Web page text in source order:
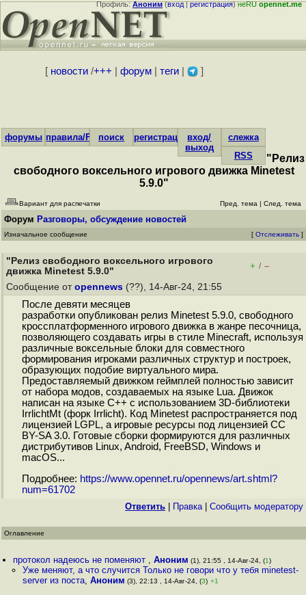
Профиль:Аноним(вход|регистрация)неRUopennet.me
[ новости/+++ форум| теги| ]
форумы правила/FAQпоиск регистрациявход/
выход
слежка
RSS
"Релиз
свободного воксельного игрового движка Minetest
5.9.0"
Вариант для распечатки Пред. тема | След. тема
Форум Разговоры, обсуждение новостей
Изначальное сообщение [ Отслеживать ]
"Релиз свободного воксельного игрового
движка Minetest 5.9.0"
+ / –
Сообщение от opennews (??), 14-Авг-24, 21:55
После девяти месяцев
разработки опубликован релиз Minetest 5.9.0, свободного
кроссплатформенного игрового движка в жанре песочница,
позволяющего создавать игры в стиле Minecraft, используя
различные воксельные блоки для совместного
формирования игроками различных структур и построек,
образующих подобие виртуального мира.
Предоставляемый движком геймплей полностью зависит
от набора модов, создаваемых на языке Lua. Движок
написан на языке С++ c использованием 3D-библиотеки
IrrlichtMt (форк Irrlicht). Код Minetest распространяется под
лицензией LGPL, а игровые ресурсы под лицензией CC
BY-SA 3.0. Готовые сборки формируются для различных
дистрибутивов Linux, Android, FreeBSD, Windows и
macOS...
Подробнее: https://www.opennet.ru/opennews/art.shtml?
num=61702
Ответить Правка| Cообщить модератору
Оглавление
протокол надеюсь не поменяют ,Аноним (1), 21:55 , 14-Авг-24, (1)
Уже меняют, а что случится Только не говори что у тебя minetest-
server из поста, Аноним (3), 22:13 , 14-Авг-24, (3) +1